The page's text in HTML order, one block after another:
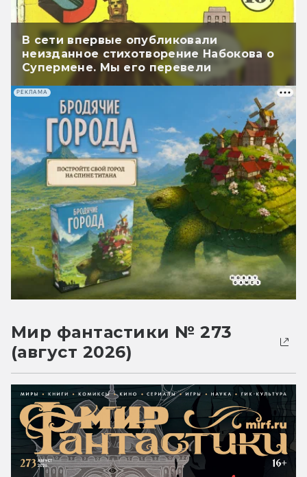
В сети впервые опубликовали
неизданное стихотворение Набокова о
Супермене. Мы его перевели
РЕКЛАМА
Мир фантастики № 273
(август 2026)